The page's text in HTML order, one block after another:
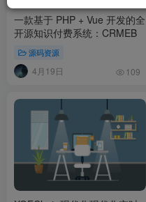
一款基于 PHP + Vue 开发的全
开源知识付费系统：CRMEB
源码资源
4月19日 109